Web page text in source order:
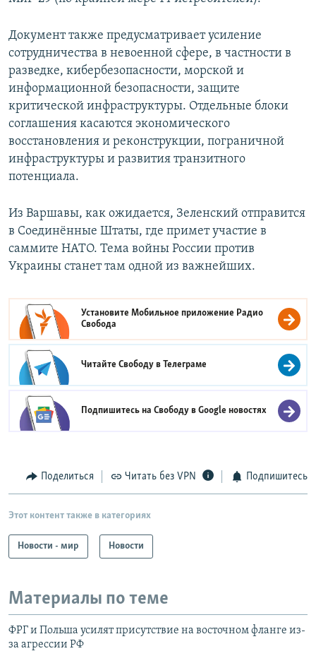
Документ также предусматривает усиление
сотрудничества в невоенной сфере, в частности в
разведке, кибербезопасности, морской и
информационной безопасности, защите
критической инфраструктуры. Отдельные блоки
соглашения касаются экономического
восстановления и реконструкции, пограничной
инфраструктуры и развития транзитного
потенциала.
Из Варшавы, как ожидается, Зеленский отправится
в Соединённые Штаты, где примет участие в
саммите НАТО. Тема войны России против
Украины станет там одной из важнейших.
Установите Мобильное приложение Радио
Свобода
Читайте Свободу вТелеграме
Подпишитесь на Свободу вGoogle новостях
Поделиться Читать без VPN Подпишитесь
Этот контент также в категориях
Новости - мир Новости
Материалы по теме
ФРГ и Польша усилят присутствие на восточном фланге из-
за агрессии РФ